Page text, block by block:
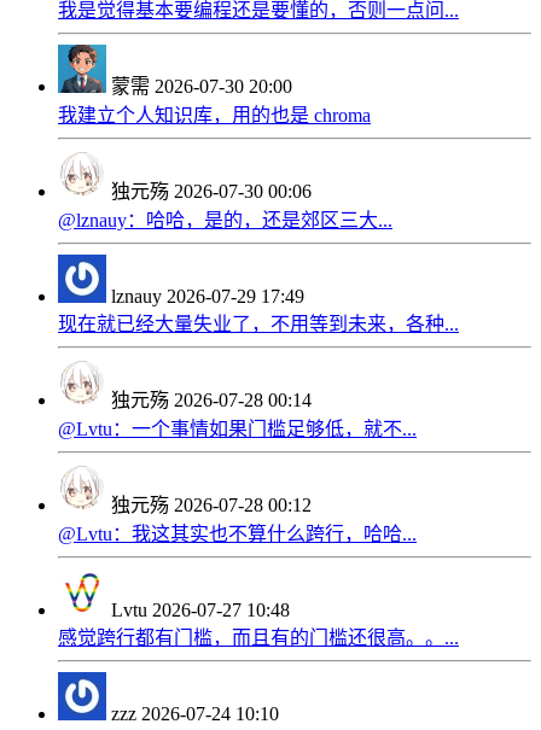
我是觉得基本要编程还是要懂的，否则一点问...
蒙需 2026-07-30 20:00
我建立个人知识库，用的也是 chroma
独元殇 2026-07-30 00:06
@lznauy：哈哈，是的，还是郊区三大...
lznauy 2026-07-29 17:49
现在就已经大量失业了，不用等到未来，各种...
独元殇 2026-07-28 00:14
@Lvtu：一个事情如果门槛足够低，就不...
独元殇 2026-07-28 00:12
@Lvtu：我这其实也不算什么跨行，哈哈...
Lvtu 2026-07-27 10:48
感觉跨行都有门槛，而且有的门槛还很高。。...
zzz 2026-07-24 10:10